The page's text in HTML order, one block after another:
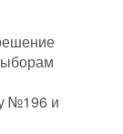
№196 и